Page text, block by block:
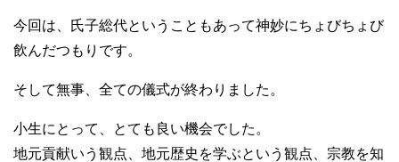
今回は、氏子総代ということもあって神妙にちょびちょび
飲んだつもりです。
そして無事、全ての儀式が終わりました。
小生にとって、とても良い機会でした。
地元貢献いう観点、地元歴史を学ぶという観点、宗教を知